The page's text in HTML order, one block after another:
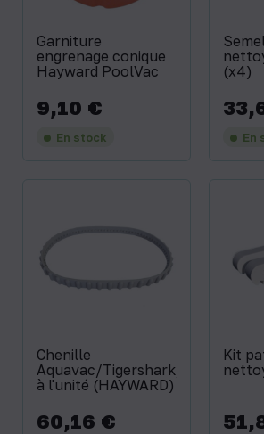
Garniture
engrenage conique
Hayward PoolVac
Prix
9,10 €
En stock
(x4)
Prix
En
Chenille
Aquavac/Tigershark/eVac/
à l'unité (HAYWARD)
Prix
60,16 €
Kit
Prix